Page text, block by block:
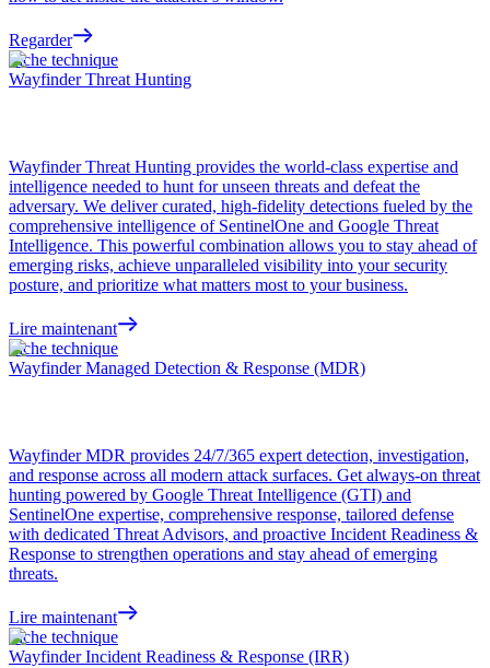
Regarder
Fiche technique
Wayfinder Threat Hunting
Wayfinder Threat Hunting provides the world-class expertise and
intelligence needed to hunt for unseen threats and defeat the
adversary. We deliver curated, high-fidelity detections fueled by the
comprehensive intelligence of SentinelOne and Google Threat
Intelligence. This powerful combination allows you to stay ahead of
emerging risks, achieve unparalleled visibility into your security
posture, and prioritize what matters most to your business.
Lire maintenant
Fiche technique
Wayfinder Managed Detection & Response (MDR)
Wayfinder MDR provides 24/7/365 expert detection, investigation,
and response across all modern attack surfaces. Get always-on threat
hunting powered by Google Threat Intelligence (GTI) and
SentinelOne expertise, comprehensive response, tailored defense
with dedicated Threat Advisors, and proactive Incident Readiness &
Response to strengthen operations and stay ahead of emerging
threats.
Lire maintenant
Fiche technique
Wayfinder Incident Readiness & Response (IRR)